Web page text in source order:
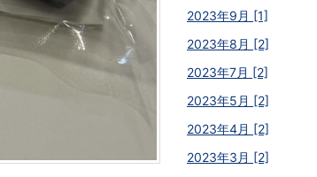
2023年9月 [1]
2023年8月 [2]
2023年7月 [2]
2023年5月 [2]
2023年4月 [2]
2023年3月 [2]